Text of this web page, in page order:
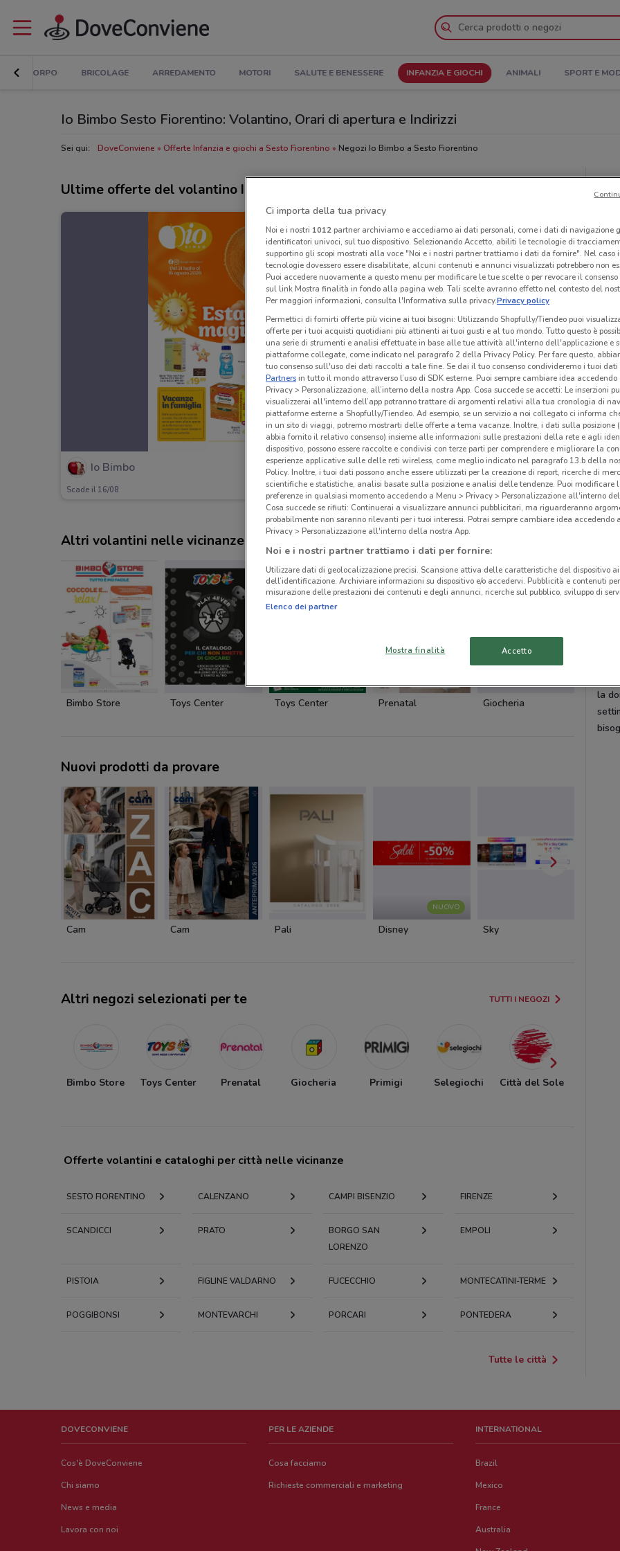
E CORPO BRICOLAGE ARREDAMENTO MOTORI SALUTE E BENESSERE INFANZIA E GIOCHI ANIMALI SPORT E
Io Bimbo Sesto Fiorentino: Volantino, Orari di apertura e Indirizzi
Sei qui: DoveConviene Offerte Infanzia e giochi a Sesto Fiorentino Negozi Io Bimbo a Sesto Fiorentino
Ultime offerte del volantino Io Bimbo
Io Bimbo
Scade il 16/08 6.2 km
Altri volantini nelle vicinanze
Bimbo Store Toys Center Toys Center Prenatal Giocheria
Nuovi prodotti da provare
Cam Cam Pali
NUOVO
Disney Sky
Altri negozi selezionati per te TUTTI I NEGOZI
Bimbo Store Toys Center Prenatal Giocheria Primigi Selegiochi Città del Sole
Offerte volantini e cataloghi per città nelle vicinanze
SESTO FIORENTINO CALENZANO CAMPI BISENZIO FIRENZE
SCANDICCI PRATO
BORGO SAN
LORENZO
EMPOLI
PISTOIA FIGLINE VALDARNO FUCECCHIO MONTECATINI-TERME
POGGIBONSI MONTEVARCHI PORCARI PONTEDERA
Tutte le città
Io
Io
Nei
la
DOVECONVIENE
Cos'è DoveConviene
Chi siamo
News e media
Lavora con noi
PER LE AZIENDE
Cosa facciamo
Richieste commerciali e marketing
INTERNATIONAL
Brazil
Mexico
France
Australia
Ci importa della tua privacy
Noi e i nostri 1012partner archiviamo e accediamo ai dati personali, come i dati di navigazione
identificatori univoci, sul tuo dispositivo. Selezionando Accetto, abiliti le tecnologie di
supportino gli scopi mostrati alla voce "Noi e i nostri partner trattiamo i dati da fornire". Nel caso
tecnologie dovessero essere disabilitate, alcuni contenuti e annunci visualizzati potrebbero non
Puoi accedere nuovamente a questo menu per modificare le tue scelte o per revocare il
sul link Mostra finalità in fondo alla pagina web. Tali scelte avranno effetto nel contesto del
Per maggiori informazioni, consulta l'Informativa sulla privacy.Privacy policy
Permettici di fornirti offerte più vicine ai tuoi bisogni: Utilizzando Shopfully/Tiendeo puoi
offerte per i tuoi acquisti quotidiani più attinenti ai tuoi gusti e al tuo mondo. Tutto questo è
una serie di strumenti e analisi effettuate in base alle tue attività all'interno dell'applicazione e
piattaforme collegate, come indicato nel paragrafo 2 della Privacy Policy. Per fare questo,
tuo consenso sull'uso dei dati raccolti a tale fine. Se dai il tuo consenso condivideremo i tuoi dati
Partnersin tutto il mondo attraverso l’uso di SDK esterne. Puoi sempre cambiare idea accedendo
Privacy > Personalizzazione, all’interno della nostra App. Cosa succede se accetti: Le inserzioni
visualizzerai all'interno dell’app potranno trattare di argomenti relativi alla tua cronologia di
piattaforme esterne a Shopfully/Tiendeo. Ad esempio, se un servizio a noi collegato ci informa
in un sito di viaggi, potremo mostrarti delle offerte a tema vacanze. Inoltre, i dati sulla posizione
abbia fornito il relativo consenso) insieme alle informazioni sulle prestazioni della rete e agli
dispositivo, possono essere raccolte e condivisi con terze parti per comprendere e migliorare la
esperienze applicative sulle delle reti wireless, come meglio indicato nel paragrafo 13.b della
Policy. Inoltre, i tuoi dati possono anche essere utilizzati per la creazione di report, ricerche di
scientifiche e statistiche, analisi basate sulla posizione e analisi delle tendenze. Puoi modificare
preferenze in qualsiasi momento accedendo a Menu > Privacy > Personalizzazione all'interno
Cosa succede se rifiuti: Continuerai a visualizzare annunci pubblicitari, ma riguarderanno
probabilmente non saranno rilevanti per i tuoi interessi. Potrai sempre cambiare idea accedendo
Privacy > Personalizzazione all'interno della nostra App.
Noi e i nostri partner trattiamo i dati per fornire:
Utilizzare dati di geolocalizzazione precisi. Scansione attiva delle caratteristiche del dispositivo
dell’identificazione. Archiviare informazioni su dispositivo e/o accedervi. Pubblicità e contenuti
misurazione delle prestazioni dei contenuti e degli annunci, ricerche sul pubblico, sviluppo di
Elenco dei partner
Mostra finalità Accetto